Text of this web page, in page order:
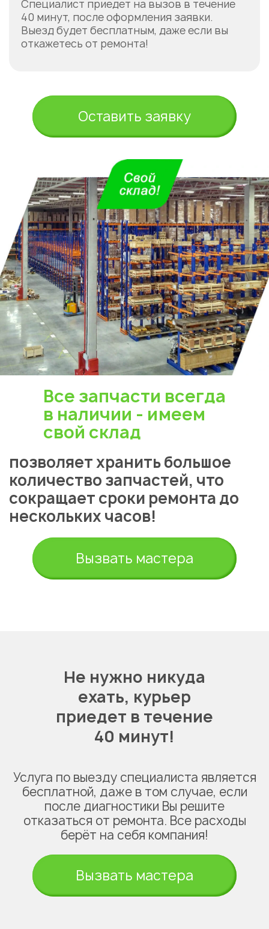
Специалист приедет на вызов в течение
40 минут, после оформления заявки.
Выезд будет бесплатным, даже если вы
откажетесь от ремонта!
Оставить заявку
Все запчасти всегда
в наличии - имеем
свой склад
позволяет хранить большое
количество запчастей, что
сокращает сроки ремонта до
нескольких часов!
Вызвать мастера
Не нужно никуда
ехать, курьер
приедет в течение
40 минут!
Услуга по выезду специалиста является
бесплатной, даже в том случае, если
после диагностики Вы решите
отказаться от ремонта. Все расходы
берёт на себя компания!
Вызвать мастера
Укажите из какого вы
города
Алматы